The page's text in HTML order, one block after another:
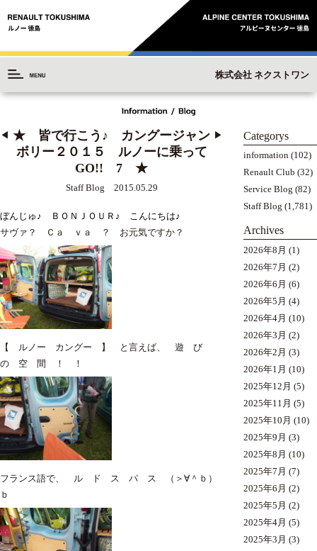
株式会社 ネクストワン
◀︎ ★ 皆で行こう♪ カングージャン
ボリー２０１５ ルノーに乗って
GO!! 7 ★
Staff Blog 2015.05.29
▶︎
ぼんじゅ♪ ＢＯＮＪＯＵＲ♪ こんにちは♪
サヴァ？ Ｃａ ｖａ ？ お元気ですか？
【 ルノー カングー 】 と言えば、 遊 び
の 空 間 ！ ！
フランス語で、 ル ド ス パ ス （＞∀＾ｂ）
ｂ
Categorys
information (102)
Renault Club (32)
Service Blog (82)
Staff Blog (1,781)
Archives
2026年8月 (1)
2026年7月 (2)
2026年6月 (6)
2026年5月 (4)
2026年4月 (10)
2026年3月 (2)
2026年2月 (3)
2026年1月 (10)
2025年12月 (5)
2025年11月 (5)
2025年10月 (10)
2025年9月 (3)
2025年8月 (10)
2025年7月 (7)
2025年6月 (2)
2025年5月 (2)
2025年4月 (5)
2025年3月 (3)